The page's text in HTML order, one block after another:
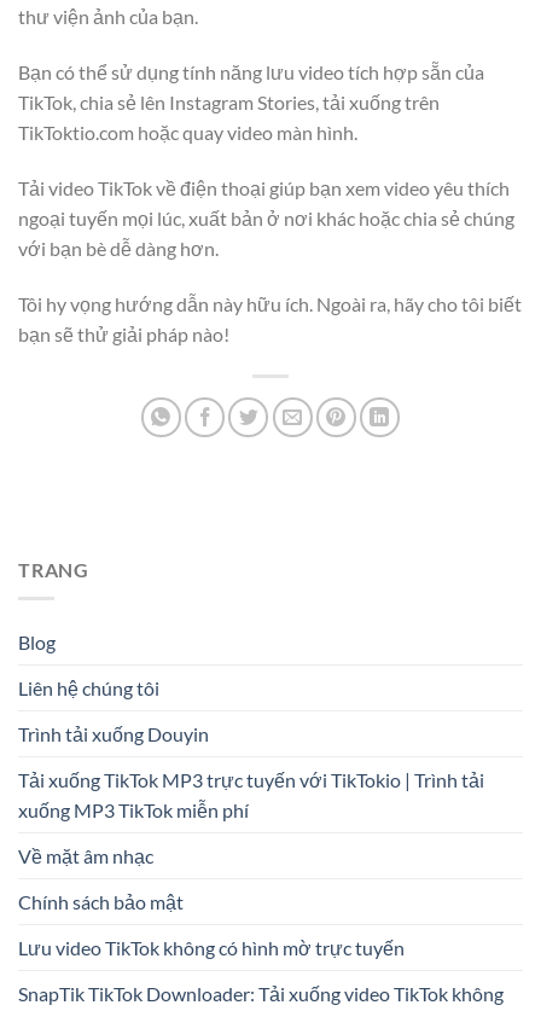
thư viện ảnh của bạn.
Bạn có thể sử dụng tính năng lưu video tích hợp sẵn của
TikTok, chia sẻ lên Instagram Stories, tải xuống trên
TikToktio.com hoặc quay video màn hình.
Tải video TikTok về điện thoại giúp bạn xem video yêu thích
ngoại tuyến mọi lúc, xuất bản ở nơi khác hoặc chia sẻ chúng
với bạn bè dễ dàng hơn.
Tôi hy vọng hướng dẫn này hữu ích. Ngoài ra, hãy cho tôi biết
bạn sẽ thử giải pháp nào!
TRANG
Blog
Liên hệ chúng tôi
Trình tải xuống Douyin
Tải xuống TikTok MP3 trực tuyến với TikTokio | Trình tải
xuống MP3 TikTok miễn phí
Về mặt âm nhạc
Chính sách bảo mật
Lưu video TikTok không có hình mờ trực tuyến
SnapTik TikTok Downloader: Tải xuống video TikTok không